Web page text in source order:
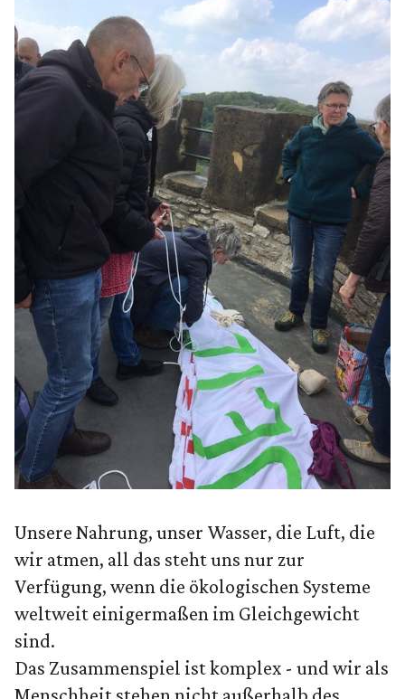
Unsere Nahrung, unser Wasser, die Luft, die
wir atmen, all das steht uns nur zur
Verfügung, wenn die ökologischen Systeme
weltweit einigermaßen im Gleichgewicht
sind.
Das Zusammenspiel ist komplex - und wir als